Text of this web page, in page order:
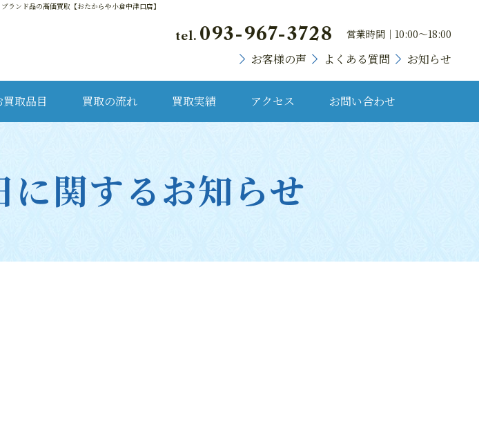
ランド品の高価買取【おたからや小倉中津口店】
tel. 093-967-3728 営業時間｜10:00～18:00
お客様の声 よくある質問 お知らせ
買取品目 買取の流れ 買取実績
ブランドバッグ
ブランド時計
アクセス お問い合わせ
関するお知らせ